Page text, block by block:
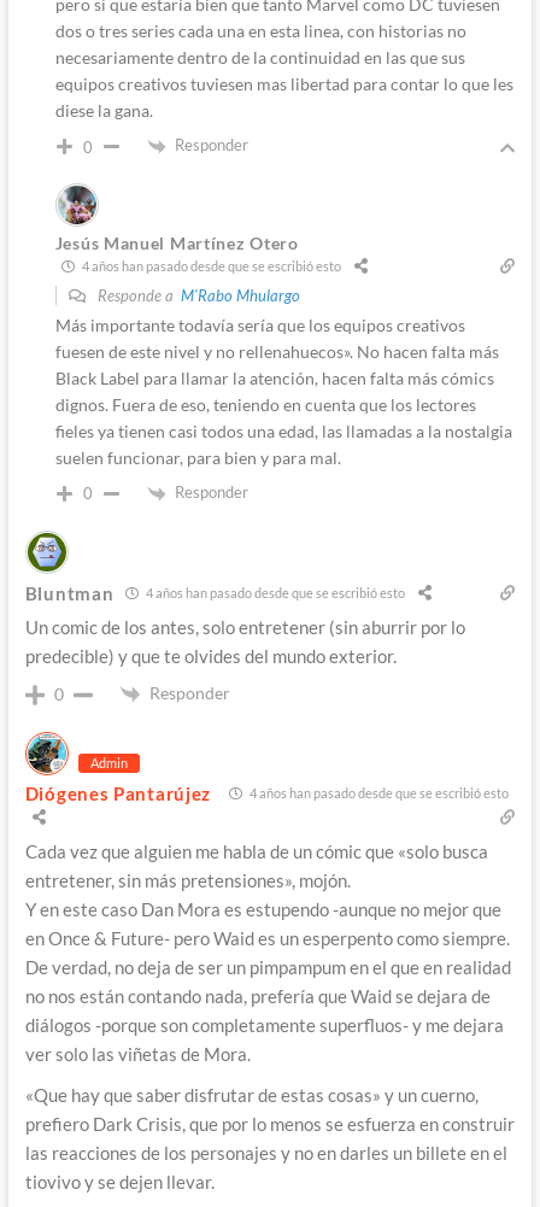
pero si que estaría bien que tanto Marvel como DC tuviesen
dos o tres series cada una en esta linea, con historias no
necesariamente dentro de la continuidad en las que sus
equipos creativos tuviesen mas libertad para contar lo que les
diese la gana.
0 Responder
Jesús Manuel Martínez Otero
4 años han pasado desde que se escribió esto
Responde a M'Rabo Mhulargo
Más importante todavía sería que los equipos creativos
fuesen de este nivel y no rellenahuecos». No hacen falta más
Black Label para llamar la atención, hacen falta más cómics
dignos. Fuera de eso, teniendo en cuenta que los lectores
fieles ya tienen casi todos una edad, las llamadas a la nostalgia
suelen funcionar, para bien y para mal.
0 Responder
Bluntman 4 años han pasado desde que se escribió esto
Un comic de los antes, solo entretener (sin aburrir por lo
predecible) y que te olvides del mundo exterior.
0 Responder
Admin
Diógenes Pantarújez 4 años han pasado desde que se escribió esto
Cada vez que alguien me habla de un cómic que «solo busca
entretener, sin más pretensiones», mojón.
Y en este caso Dan Mora es estupendo -aunque no mejor que
en Once & Future- pero Waid es un esperpento como siempre.
De verdad, no deja de ser un pimpampum en el que en realidad
no nos están contando nada, prefería que Waid se dejara de
diálogos -porque son completamente superfluos- y me dejara
ver solo las viñetas de Mora.
«Que hay que saber disfrutar de estas cosas» y un cuerno,
prefiero Dark Crisis, que por lo menos se esfuerza en construir
las reacciones de los personajes y no en darles un billete en el
tiovivo y se dejen llevar.